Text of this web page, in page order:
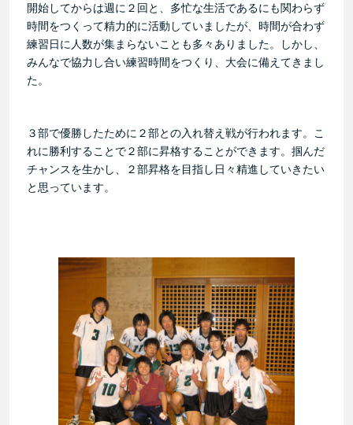
開始してからは週に２回と、多忙な生活であるにも関わらず
時間をつくって精力的に活動していましたが、時間が合わず
練習日に人数が集まらないことも多々ありました。しかし、
みんなで協力し合い練習時間をつくり、大会に備えてきまし
た。
３部で優勝したために２部との入れ替え戦が行われます。こ
れに勝利することで２部に昇格することができます。掴んだ
チャンスを生かし、２部昇格を目指し日々精進していきたい
と思っています。